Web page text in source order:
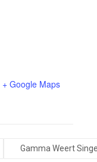
+ Google Maps
Gamma Weert